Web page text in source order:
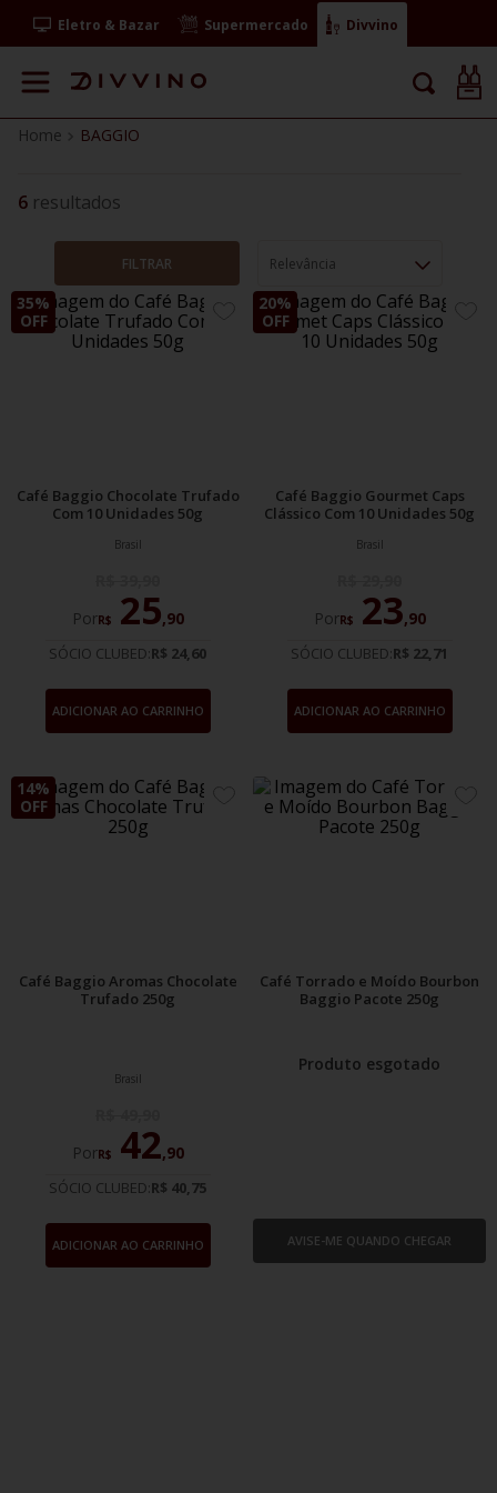
Eletro & Bazar Supermercado Divvino
BAGGIO
6
FILTRAR Relevância
35%
OFF
ADICIONE
Café Baggio Chocolate Trufado
Com 10 Unidades 50g
Brasil
PorR$ 25,90
SÓCIO CLUBED:R$ 24,60
ADICIONAR AO CARRINHO
20%
OFF
Café Baggio Gourmet Caps
Clássico Com 10 Unidades 50g
Brasil
PorR$ 23,90
SÓCIO CLUBED:R$ 22,71
ADICIONAR AO CARRINHO
14%
OFF
ADICIONE
Café Baggio Aromas Chocolate
Trufado 250g
Brasil
PorR$ 42,90
SÓCIO CLUBED:R$ 40,75
ADICIONAR AO CARRINHO
Café Torrado e Moído Bourbon
Baggio Pacote 250g
Produto esgotado
AVISE-ME QUANDO CHEGAR